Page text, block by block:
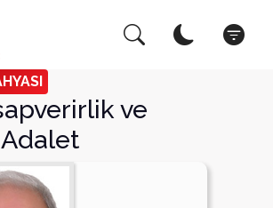
ve
Kapat